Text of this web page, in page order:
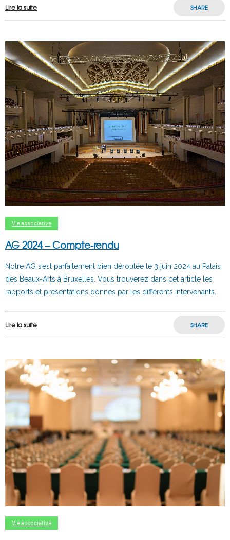
Lire la suite SHARE
Vie associative
AG 2024 – Compte-rendu
Notre AG s’est parfaitement bien déroulée le 3 juin 2024 au Palais
des Beaux-Arts à Bruxelles. Vous trouverez dans cet article les
rapports et présentations donnés par les différents intervenants.
Lire la suite SHARE
Vie associative